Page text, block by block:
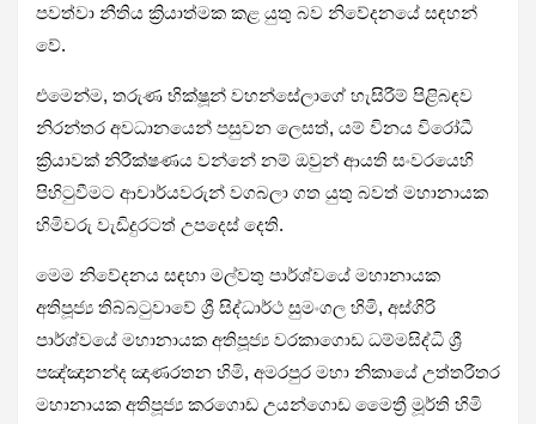
පවත්වා නීතිය ක්‍රියාත්මක කළ යුතු බව නිවේදනයේ සඳහන්
වේ.
එමෙන්ම, තරුණ භික්ෂූන් වහන්සේලාගේ හැසිරීම් පිළිබඳව
නිරන්තර අවධානයෙන් පසුවන ලෙසත්, යම් විනය විරෝධී
ක්‍රියාවක් නිරීක්ෂණය වන්නේ නම් ඔවුන් ආයති සංවරයෙහි
පිහිටුවීමට ආචාර්යවරුන් වගබලා ගත යුතු බවත් මහානායක
හිමිවරු වැඩිදුරටත් උපදෙස් දෙති.
මෙම නිවේදනය සඳහා මල්වතු පාර්ශ්වයේ මහානායක
අතිපූජ්‍ය තිබ්බටුවාවේ ශ්‍රී සිද්ධාර්ථ සුමංගල හිමි, අස්ගිරි
පාර්ශ්වයේ මහානායක අතිපූජ්‍ය වරකාගොඩ ධම්මසිද්ධි ශ්‍රී
පඤ්ඤානන්ද ඤාණරතන හිමි, අමරපුර මහා නිකායේ උත්තරීතර
මහානායක අතිපූජ්‍ය කරගොඩ උයන්ගොඩ මෛත්‍රී මූර්ති හිමි